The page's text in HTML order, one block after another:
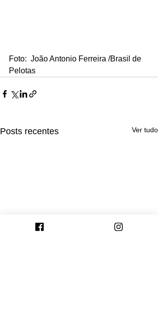
Foto:  João Antonio Ferreira /Brasil de
Pelotas
Posts recentes Ver tudo